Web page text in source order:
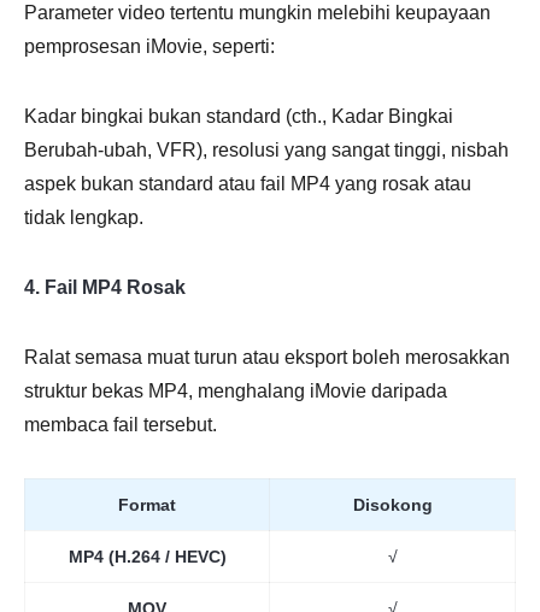
Parameter video tertentu mungkin melebihi keupayaan
pemprosesan iMovie, seperti:
Kadar bingkai bukan standard (cth., Kadar Bingkai
Berubah-ubah, VFR), resolusi yang sangat tinggi, nisbah
aspek bukan standard atau fail MP4 yang rosak atau
tidak lengkap.
4. Fail MP4 Rosak
Ralat semasa muat turun atau eksport boleh merosakkan
struktur bekas MP4, menghalang iMovie daripada
membaca fail tersebut.
Format Disokong
MP4 (H.264 / HEVC) √
MOV √